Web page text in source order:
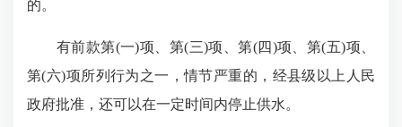
的。
有前款第(一)项、第(三)项、第(四)项、第(五)项、
第(六)项所列行为之一，情节严重的，经县级以上人民
政府批准，还可以在一定时间内停止供水。